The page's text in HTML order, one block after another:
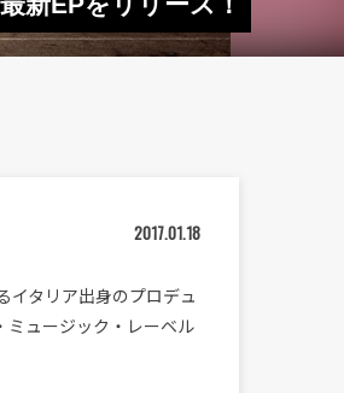
2017.01.18
イタリア出身のプロデュ
ミュージック・レーベル